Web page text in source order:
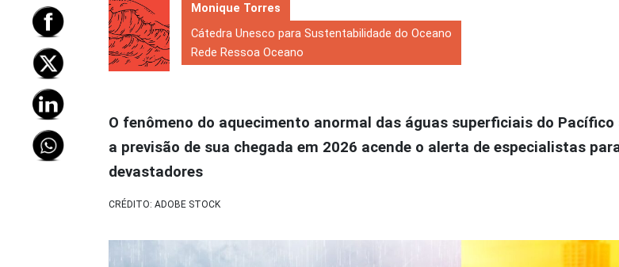
Monique Torres
Cátedra Unesco para Sustentabilidade do Oceano
Rede Ressoa Oceano
O fenômeno do aquecimento anormal das águas superficiais do
a previsão de sua chegada em 2026 acende o alerta de especialistas
devastadores
CRÉDITO: ADOBE STOCK